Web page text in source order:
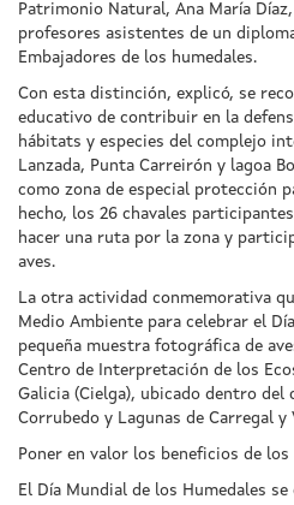
Patrimonio Natural, Ana María
profesores asistentes de un
Embajadores de los humedales.
Con esta distinción, explicó, se
educativo de contribuir en la
hábitats y especies del complejo
Lanzada, Punta Carreirón y lagoa
como zona de especial protección
hecho, los 26 chavales
hacer una ruta por la zona y
aves.
La otra actividad conmemorativa
Medio Ambiente para celebrar el
pequeña muestra fotográfica de
Centro de Interpretación de los
Galicia (Cielga), ubicado dentro del
Corrubedo y Lagunas de Carregal y
Poner en valor los beneficios de los
El Día Mundial de los Humedales